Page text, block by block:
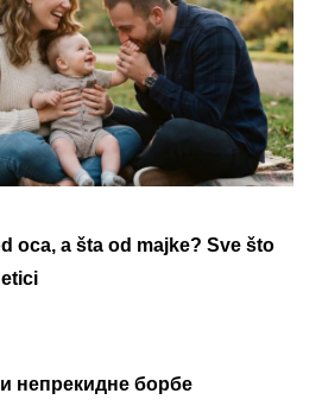
oca, a šta od majke? Sve što
непрекидне борбе